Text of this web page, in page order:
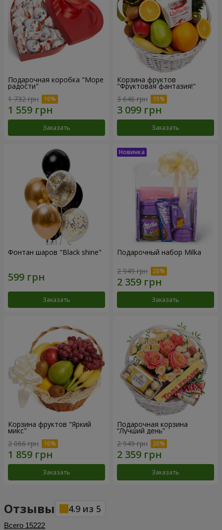
Подарочная коробка "Море
радости"
1 732 грн
Заказать
Корзина фруктов
"Фруктовая фантазия!"
3 646 грн
Заказать
Фонтан шаров "Black shine"
Заказать
Подарочный набор Milka
2 949 грн
Заказать
Корзина фруктов "Яркий
микс"
2 066 грн
Заказать
Подарочная корзина
“Лучший день”
2 949 грн
Заказать
Отзывы 4.9 из 5
Всего 15222